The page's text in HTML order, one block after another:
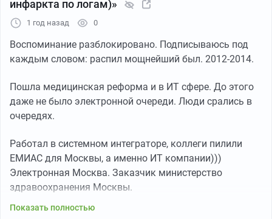
что получили в результате?
Научная организация труда
инфаркта по логам)»
1 год назад 0
Воспоминание разблокировано. Подписываюсь под
каждым словом: распил мощнейший был. 2012-2014.
Пошла медицинская реформа и в ИТ сфере. До этого
даже не было электронной очереди. Люди срались в
очередях.
Работал в системном интеграторе, коллеги пилили
ЕМИАС для Москвы, а именно ИТ компании)))
Электронная Москва. Заказчик министерство
здравоохранения Москвы.
Показать полностью